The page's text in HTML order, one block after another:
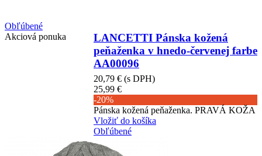
Obľúbené
Akciová ponuka
LANCETTI Pánska kožená
peňaženka v hnedo-červenej farbe
AA00096
20,79 € (s DPH)
25,99 €
-20%
Pánska kožená peňaženka. PRAVÁ KOŽA
Vložiť do košíka
Obľúbené